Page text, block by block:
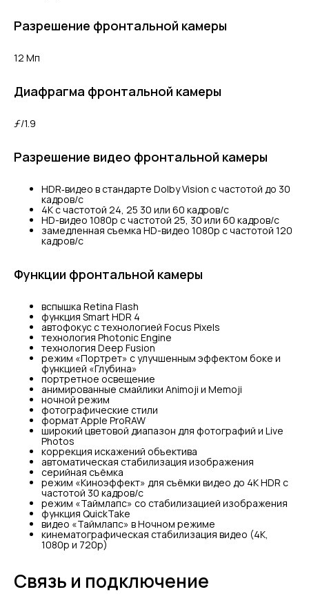
Разрешение фронтальной камеры
12 Мп
Диафрагма фронтальной камеры
ƒ/1.9
Разрешение видео фронтальной камеры
HDR‑видео в стандарте Dolby Vision с частотой до 30
кадров/с
4K с частотой 24, 25 30 или 60 кадров/с
HD-видео 1080p с частотой 25, 30 или 60 кадров/с
замедленная съемка HD-видео 1080p с частотой 120
кадров/с
Функции фронтальной камеры
вспышка Retina Flash
функция Smart HDR 4
автофокус с технологией Focus Pixels
технология Photonic Engine
технология Deep Fusion
режим «Портрет» с улучшенным эффектом боке и
функцией «Глубина»
портретное освещение
анимированные смайлики Animoji и Memoji
ночной режим
фотографические стили
формат Apple ProRAW
широкий цветовой диапазон для фотографий и Live
Photos
коррекция искажений объектива
автоматическая стабилизация изображения
серийная съëмка
режим «Киноэффект» для съёмки видео до 4K HDR с
частотой 30 кадров/с
режим «Таймлапс» со стабилизацией изображения
функция QuickTake
видео «Таймлапс» в Ночном режиме
кинематографическая стабилизация видео (4K,
1080p и 720p)
Связь и подключение